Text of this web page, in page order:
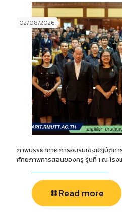
02/08/2026
ภาพบรรยากาศ การอบรมเชิงปฏิบัติ
ศักยภาพการสอนของครู รุ่นที่ 1 ณ โรง
Read more